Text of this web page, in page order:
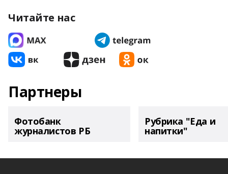
Читайте нас
Партнеры
Фотобанк
журналистов РБ
Рубрика "Еда и
напитки"